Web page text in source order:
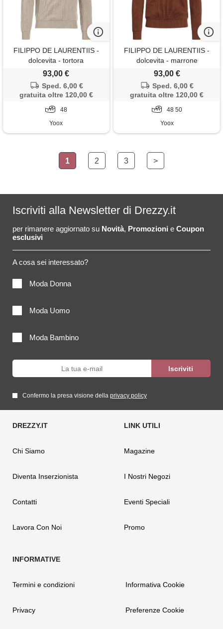
FILIPPO DE LAURENTIIS -
dolcevita - tortora
93,00 €
Sped. 6,00 €
gratuita oltre 120,00 €
48
Yoox
FILIPPO DE LAURENTIIS -
dolcevita - marrone
93,00 €
Sped. 6,00 €
gratuita oltre 120,00 €
48 50
Yoox
1 2 3 >
Iscriviti alla Newsletter di Drezzy.it
per rimanere aggiornato su Novità, Promozioni e Coupon
esclusivi
A cosa sei interessato?
Moda Donna
Moda Uomo
Moda Bambino
Confermo la presa visione della privacy policy
Chi Siamo
Diventa Inserzionista
Contatti
Lavora Con Noi
Magazine
I Nostri Negozi
Eventi Speciali
Promo
Termini e condizioni
Privacy
Informativa Cookie
Preferenze Cookie